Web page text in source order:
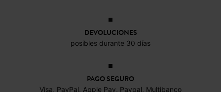
ENTREGA GRATUITA
A domicilio desde 60€
DEVOLUCIONES
posibles durante 30 días